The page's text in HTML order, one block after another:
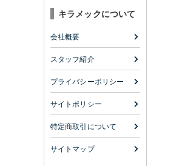
キラメックについて
会社概要
スタッフ紹介
プライバシーポリシー
サイトポリシー
特定商取引について
サイトマップ